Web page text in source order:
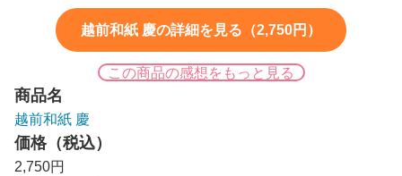
越前和紙 慶の詳細を見る（2,750円）
この商品の感想をもっと見る
商品名
越前和紙 慶
価格（税込）
2,750円